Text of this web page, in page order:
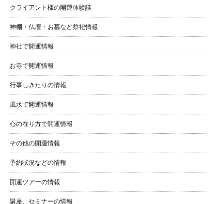
クライアント様の開運体験談
神棚・仏壇・お墓など祭祀情報
神社で開運情報
お寺で開運情報
行事しきたりの情報
風水で開運情報
心の在り方で開運情報
その他の開運情報
予約状況などの情報
開運ツアーの情報
講座、セミナーの情報